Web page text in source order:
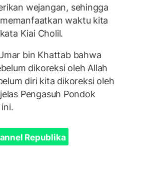
wejangan, sehingga
waktu kita
Kiai Cholil.
bin Khattab bahwa
dikoreksi oleh Allah
diri kita dikoreksi oleh
Pengasuh Pondok
Republika